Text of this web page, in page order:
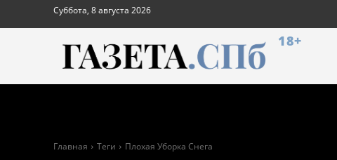
Суббота, 8 августа 2026
18+
Главная Теги Плохая Уборка Снега